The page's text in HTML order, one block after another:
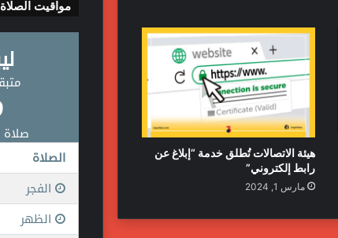
هيئة الاتصالات تُطلق خدمة “إبلاغ عن
رابط إلكتروني”
مارس 1, 2024
مواقيت الصلاة